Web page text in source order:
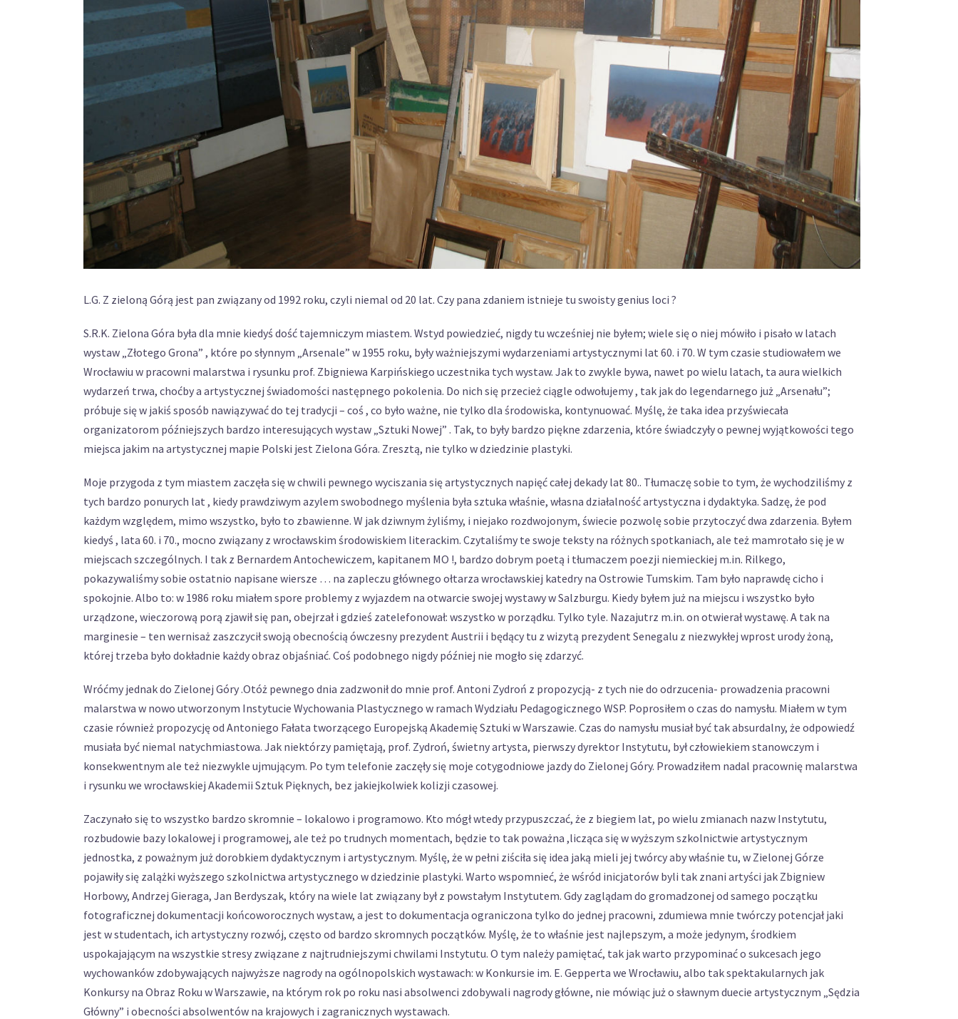
L.G. Z zieloną Górą jest pan związany od 1992 roku, czyli niemal od 20 lat. Czy pana zdaniem istnieje tu swoisty genius loci ?
S.R.K. Zielona Góra była dla mnie kiedyś dość tajemniczym miastem. Wstyd powiedzieć, nigdy tu wcześniej nie byłem; wiele się o niej mówiło i pisało w latach
wystaw „Złotego Grona” , które po słynnym „Arsenale” w 1955 roku, były ważniejszymi wydarzeniami artystycznymi lat 60. i 70. W tym czasie studiowałem we
Wrocławiu w pracowni malarstwa i rysunku prof. Zbigniewa Karpińskiego uczestnika tych wystaw. Jak to zwykle bywa, nawet po wielu latach, ta aura wielkich
wydarzeń trwa, choćby a artystycznej świadomości następnego pokolenia. Do nich się przecież ciągle odwołujemy , tak jak do legendarnego już „Arsenału”;
próbuje się w jakiś sposób nawiązywać do tej tradycji – coś , co było ważne, nie tylko dla środowiska, kontynuować. Myślę, że taka idea przyświecała
organizatorom późniejszych bardzo interesujących wystaw „Sztuki Nowej” . Tak, to były bardzo piękne zdarzenia, które świadczyły o pewnej wyjątkowości tego
miejsca jakim na artystycznej mapie Polski jest Zielona Góra. Zresztą, nie tylko w dziedzinie plastyki.
Moje przygoda z tym miastem zaczęła się w chwili pewnego wyciszania się artystycznych napięć całej dekady lat 80.. Tłumaczę sobie to tym, że wychodziliśmy z
tych bardzo ponurych lat , kiedy prawdziwym azylem swobodnego myślenia była sztuka właśnie, własna działalność artystyczna i dydaktyka. Sadzę, że pod
każdym względem, mimo wszystko, było to zbawienne. W jak dziwnym żyliśmy, i niejako rozdwojonym, świecie pozwolę sobie przytoczyć dwa zdarzenia. Byłem
kiedyś , lata 60. i 70., mocno związany z wrocławskim środowiskiem literackim. Czytaliśmy te swoje teksty na różnych spotkaniach, ale też mamrotało się je w
miejscach szczególnych. I tak z Bernardem Antochewiczem, kapitanem MO !, bardzo dobrym poetą i tłumaczem poezji niemieckiej m.in. Rilkego,
pokazywaliśmy sobie ostatnio napisane wiersze … na zapleczu głównego ołtarza wrocławskiej katedry na Ostrowie Tumskim. Tam było naprawdę cicho i
spokojnie. Albo to: w 1986 roku miałem spore problemy z wyjazdem na otwarcie swojej wystawy w Salzburgu. Kiedy byłem już na miejscu i wszystko było
urządzone, wieczorową porą zjawił się pan, obejrzał i gdzieś zatelefonował: wszystko w porządku. Tylko tyle. Nazajutrz m.in. on otwierał wystawę. A tak na
marginesie – ten wernisaż zaszczycił swoją obecnością ówczesny prezydent Austrii i będący tu z wizytą prezydent Senegalu z niezwykłej wprost urody żoną,
której trzeba było dokładnie każdy obraz objaśniać. Coś podobnego nigdy później nie mogło się zdarzyć.
Wróćmy jednak do Zielonej Góry .Otóż pewnego dnia zadzwonił do mnie prof. Antoni Zydroń z propozycją- z tych nie do odrzucenia- prowadzenia pracowni
malarstwa w nowo utworzonym Instytucie Wychowania Plastycznego w ramach Wydziału Pedagogicznego WSP. Poprosiłem o czas do namysłu. Miałem w tym
czasie również propozycję od Antoniego Fałata tworzącego Europejską Akademię Sztuki w Warszawie. Czas do namysłu musiał być tak absurdalny, że odpowiedź
musiała być niemal natychmiastowa. Jak niektórzy pamiętają, prof. Zydroń, świetny artysta, pierwszy dyrektor Instytutu, był człowiekiem stanowczym i
konsekwentnym ale też niezwykle ujmującym. Po tym telefonie zaczęły się moje cotygodniowe jazdy do Zielonej Góry. Prowadziłem nadal pracownię malarstwa
i rysunku we wrocławskiej Akademii Sztuk Pięknych, bez jakiejkolwiek kolizji czasowej.
Zaczynało się to wszystko bardzo skromnie – lokalowo i programowo. Kto mógł wtedy przypuszczać, że z biegiem lat, po wielu zmianach nazw Instytutu,
rozbudowie bazy lokalowej i programowej, ale też po trudnych momentach, będzie to tak poważna ,licząca się w wyższym szkolnictwie artystycznym
jednostka, z poważnym już dorobkiem dydaktycznym i artystycznym. Myślę, że w pełni ziściła się idea jaką mieli jej twórcy aby właśnie tu, w Zielonej Górze
pojawiły się zalążki wyższego szkolnictwa artystycznego w dziedzinie plastyki. Warto wspomnieć, że wśród inicjatorów byli tak znani artyści jak Zbigniew
Horbowy, Andrzej Gieraga, Jan Berdyszak, który na wiele lat związany był z powstałym Instytutem. Gdy zaglądam do gromadzonej od samego początku
fotograficznej dokumentacji końcoworocznych wystaw, a jest to dokumentacja ograniczona tylko do jednej pracowni, zdumiewa mnie twórczy potencjał jaki
jest w studentach, ich artystyczny rozwój, często od bardzo skromnych początków. Myślę, że to właśnie jest najlepszym, a może jedynym, środkiem
uspokajającym na wszystkie stresy związane z najtrudniejszymi chwilami Instytutu. O tym należy pamiętać, tak jak warto przypominać o sukcesach jego
wychowanków zdobywających najwyższe nagrody na ogólnopolskich wystawach: w Konkursie im. E. Gepperta we Wrocławiu, albo tak spektakularnych jak
Konkursy na Obraz Roku w Warszawie, na którym rok po roku nasi absolwenci zdobywali nagrody główne, nie mówiąc już o sławnym duecie artystycznym „Sędzia
Główny” i obecności absolwentów na krajowych i zagranicznych wystawach.